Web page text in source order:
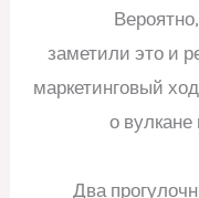
заметили это и
маркетинговый
о вулкане
Два